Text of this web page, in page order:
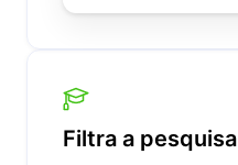
Filtra a pesquisa